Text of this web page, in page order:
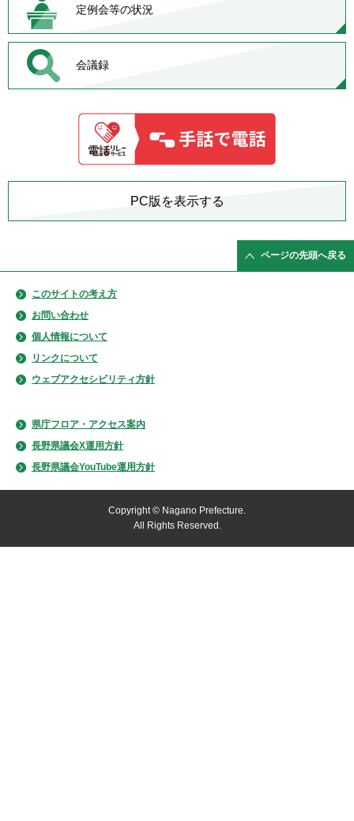
定例会等の状況
会議録
PC版を表示する
ページの先頭へ戻る
このサイトの考え方
お問い合わせ
個人情報について
リンクについて
ウェブアクセシビリティ方針
県庁フロア・アクセス案内
長野県議会X運用方針
長野県議会YouTube運用方針
Copyright © Nagano Prefecture.
All Rights Reserved.